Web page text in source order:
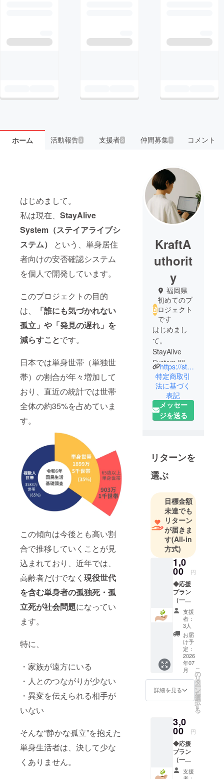
ホーム 活動報告3 支援者3 仲間募集 1 コメント
はじめまして。
私は現在、 StayAlive
System（ステイアライブシ
ステム）
という、単身居住
者向けの安否確認システム
を個人で開発しています。
このプロジェクトの目的
は、
「誰にも気づかれない
孤立」や「発見の遅れ」 を
減らすことです。
日本では単身世帯（単独世
帯）の割合が年々増加して
おり、直近の統計では世帯
全体の約35%を占めていま
す。
この傾向は今後とも高い割
合で推移していくことが見
込まれており、近年では、
高齢者だけでなく 現役世代
を含む単身者の孤独死・孤
立死が社会問題になってい
ます。
特に、
・家族が遠方にいる
・人とのつながりが少ない
・異変を伝えられる相手が
いない
そんな“静かな孤立”を抱えた
単身生活者は、決して少な
くありません。
KraftA
uthorit
y
福岡県
初めてのプ
ロジェクト
です
はじめまし
て。
StayAlive
System 開発
者です。
私は現在、
個人で見守
りサービス
ます。
特別な経歴
でも、大き
な会社の
チームがい
るわけでも
ありませ
ん。
一人で企画
し、一人で
学び、一人
で少しずつ
形にしてい
ます。
それでもこ
のプロジェ
クトを続け
ている理由
がありま
す。
一人暮らし
高齢者が増
え続けてい
その中で、
https://stayalive-system.jp/
特定商取引
法に基づく
表記
メッセー
ジを送る
リターンを
選ぶ
目標金額
未達でも
リターン
が届きま
す(All-in
方式)
1,0
00 円
◆応援
プラン
（一般
支援者
向
け）：
・進捗
報告 ※
提供方
法：
メール
にてお
送りし
ます
支援
者：
3人
お届
け予
定：
2026
年07
月
詳細を見る
こ
の
リ
タ
ー
ン
を
選
択
す
る
3,0
00 円
◆応援
プラン
（一般
支援者
向 支援